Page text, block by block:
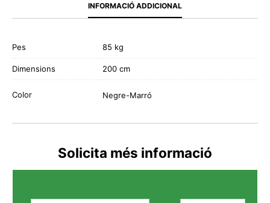
INFORMACIÓ ADDICIONAL
Pes 85 kg
Dimensions 200 cm
Color Negre-Marró
Solicita més informació